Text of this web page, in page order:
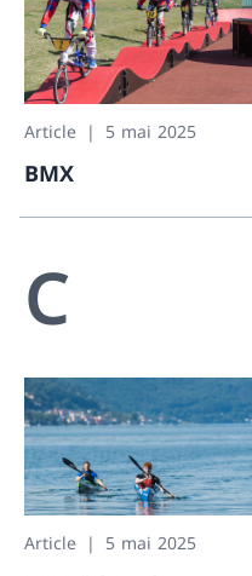
Article 5 mai 2025
BMX
BMX
C
Article 5 mai 2025